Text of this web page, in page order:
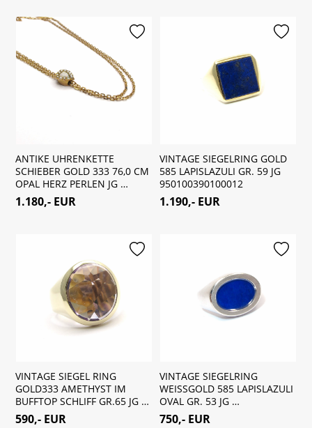
merken
ANTIKE UHRENKETTE
SCHIEBER GOLD 333 76,0 CM
OPAL HERZ PERLEN JG …
1.180,- EUR
merken
VINTAGE SIEGELRING GOLD
585 LAPISLAZULI GR. 59 JG
950100390100012
1.190,- EUR
merken
VINTAGE SIEGEL RING
GOLD333 AMETHYST IM
BUFFTOP SCHLIFF GR.65 JG …
590,- EUR
merken
VINTAGE SIEGELRING
WEISSGOLD 585 LAPISLAZULI
OVAL GR. 53 JG …
750,- EUR